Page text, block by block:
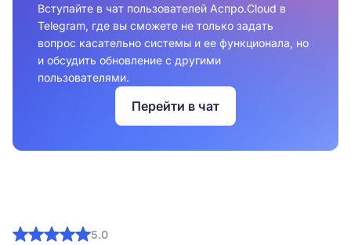
Вступайте в чат пользователей Аспро.Cloud в
Telegram, где вы сможете не только задать
вопрос касательно системы и ее функционала, но
и обсудить обновление с другими
пользователями.
Перейти в чат
5.0